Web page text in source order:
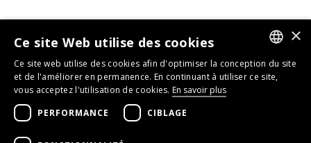
GERMAN
×
Ce site Web utilise des cookies
Ce site web utilise des cookies afin d'optimiser la conception du site
et de l'améliorer en permanence. En continuant à utiliser ce site,
vous acceptez l'utilisation de cookies. En savoir plus
PERFORMANCE
CIBLAGE